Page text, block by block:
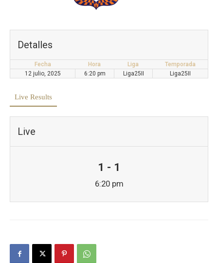
Detalles
Fecha Hora Liga
Temporada
12 julio, 2025
6:20 pm Liga25II Liga25II
Live Results
Live
1 - 1
6:20 pm